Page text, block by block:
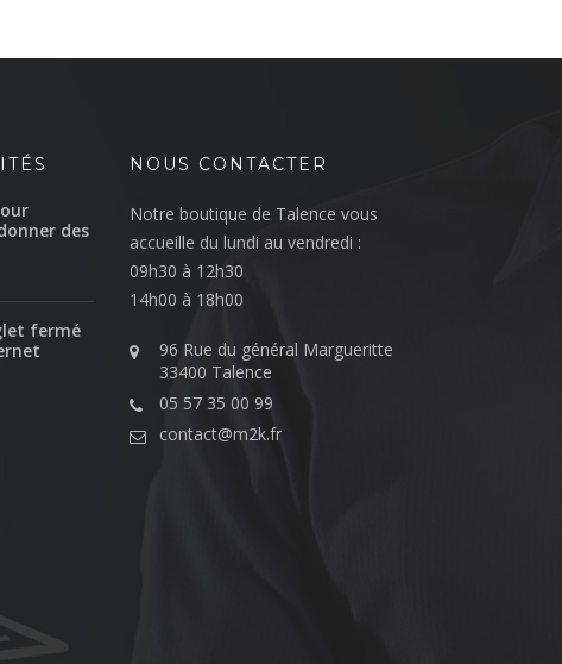
des
fermé
NOUS CONTACTER
Notre boutique de Talence vous
accueille du lundi au vendredi :
09h30 à 12h30
14h00 à 18h00
96 Rue du général Margueritte
33400 Talence
05 57 35 00 99
contact@m2k.fr